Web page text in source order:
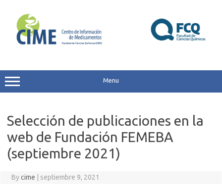
content
Menu
Selección de publicaciones en la
web de Fundación FEMEBA
(septiembre 2021)
Bycime septiembre 9, 2021